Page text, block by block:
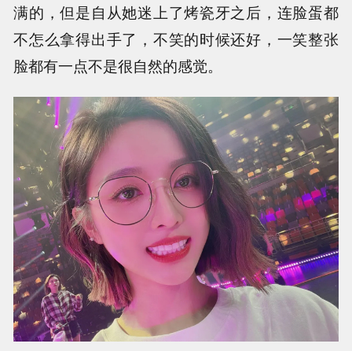
满的，但是自从她迷上了烤瓷牙之后，连脸蛋都
不怎么拿得出手了，不笑的时候还好，一笑整张
脸都有一点不是很自然的感觉。